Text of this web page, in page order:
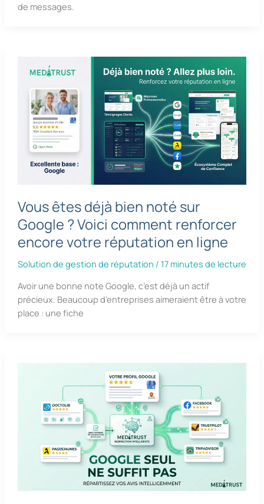
de messages.
Vous êtes déjà bien noté sur
Google ? Voici comment renforcer
encore votre réputation en ligne
Solution de gestion de réputation / 17 minutes de lecture
Avoir une bonne note Google, c’est déjà un actif
précieux. Beaucoup d’entreprises aimeraient être à votre
place : une fiche